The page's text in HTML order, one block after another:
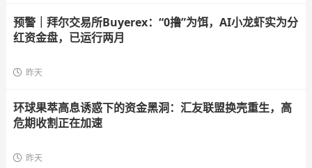
预警｜拜尔交易所Buyerex：“0撸”为饵，AI小龙虾实为分
红资金盘，已运行两月
昨天
环球果萃高息诱惑下的资金黑洞：汇友联盟换壳重生，高
危期收割正在加速
昨天